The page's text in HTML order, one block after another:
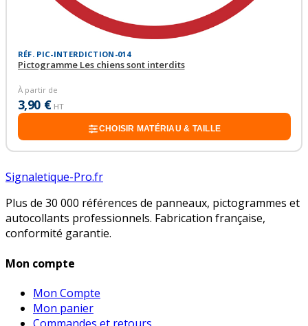
RÉF. PIC-INTERDICTION-014
Pictogramme Les chiens sont interdits
À partir de
3,90 € HT
CHOISIR MATÉRIAU & TAILLE
Signaletique-Pro.fr
Plus de 30 000 références de panneaux, pictogrammes et
autocollants professionnels. Fabrication française,
conformité garantie.
Mon compte
Mon Compte
Mon panier